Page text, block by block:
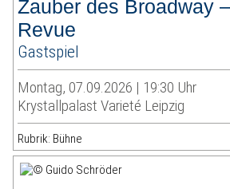
Zauber des Broadway
Revue
Gastspiel
Montag, 07.09.2026 | 19:30 Uhr
Krystallpalast Varieté Leipzig
Rubrik: Bühne